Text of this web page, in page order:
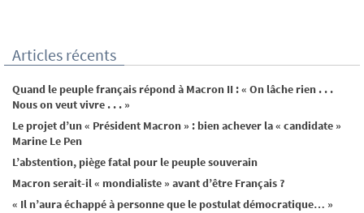
Articles récents
Quand le peuple français répond à Macron II : « On lâche rien . . .
Nous on veut vivre . . . »
Le projet d’un « Président Macron » : bien achever la « candidate »
Marine Le Pen
L’abstention, piège fatal pour le peuple souverain
Macron serait-il « mondialiste » avant d’être Français ?
« Il n’aura échappé à personne que le postulat démocratique… »